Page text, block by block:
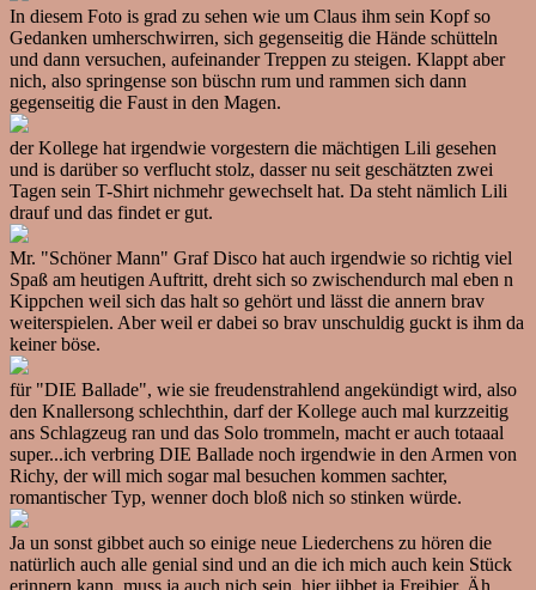
In diesem Foto is grad zu sehen wie um Claus ihm sein Kopf so
Gedanken umherschwirren, sich gegenseitig die Hände schütteln
und dann versuchen, aufeinander Treppen zu steigen. Klappt aber
nich, also springense son büschn rum und rammen sich dann
gegenseitig die Faust in den Magen.
der Kollege hat irgendwie vorgestern die mächtigen Lili gesehen
und is darüber so verflucht stolz, dasser nu seit geschätzten zwei
Tagen sein T-Shirt nichmehr gewechselt hat. Da steht nämlich Lili
drauf und das findet er gut.
Mr. "Schöner Mann" Graf Disco hat auch irgendwie so richtig viel
Spaß am heutigen Auftritt, dreht sich so zwischendurch mal eben n
Kippchen weil sich das halt so gehört und lässt die annern brav
weiterspielen. Aber weil er dabei so brav unschuldig guckt is ihm da
keiner böse.
für "DIE Ballade", wie sie freudenstrahlend angekündigt wird, also
den Knallersong schlechthin, darf der Kollege auch mal kurzzeitig
ans Schlagzeug ran und das Solo trommeln, macht er auch totaaal
super...ich verbring DIE Ballade noch irgendwie in den Armen von
Richy, der will mich sogar mal besuchen kommen sachter,
romantischer Typ, wenner doch bloß nich so stinken würde.
Ja un sonst gibbet auch so einige neue Liederchens zu hören die
natürlich auch alle genial sind und an die ich mich auch kein Stück
erinnern kann, muss ja auch nich sein, hier jibbet ja Freibier. Äh